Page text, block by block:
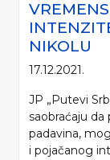
NIKOLU
17.12.2021.
JP „Putevi
saobraćaju
padavina,
i pojačanog